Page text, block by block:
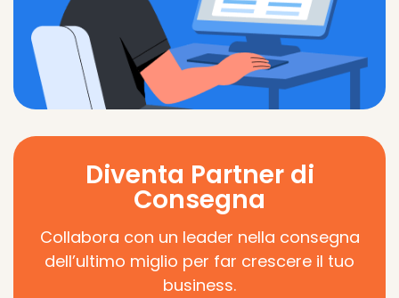
Diventa Partner di
Consegna
Collabora con un leader nella consegna
dell’ultimo miglio per far crescere il tuo
business.